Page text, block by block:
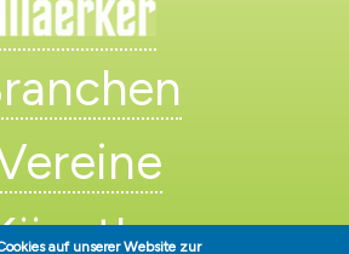
auf unserer Website zur